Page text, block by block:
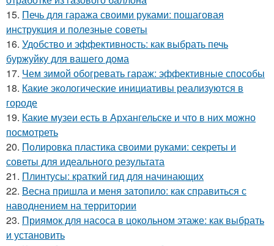
15. Печь для гаража своими руками: пошаговая
инструкция и полезные советы
16. Удобство и эффективность: как выбрать печь
буржуйку для вашего дома
17. Чем зимой обогревать гараж: эффективные способы
18. Какие экологические инициативы реализуются в
городе
19. Какие музеи есть в Архангельске и что в них можно
посмотреть
20. Полировка пластика своими руками: секреты и
советы для идеального результата
21. Плинтусы: краткий гид для начинающих
22. Весна пришла и меня затопило: как справиться с
наводнением на территории
23. Приямок для насоса в цокольном этаже: как выбрать
и установить